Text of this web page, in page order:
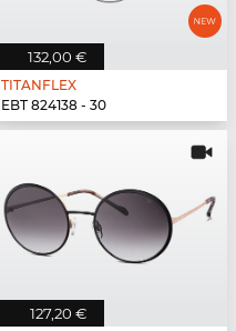
132,00 €
TITANFLEX
EBT 824138 - 30
127,20 €